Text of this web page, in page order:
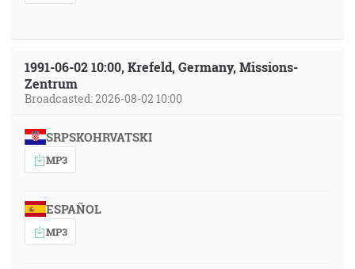
1991-06-02 10:00, Krefeld, Germany, Missions-
Zentrum
Broadcasted: 2026-08-02 10:00
SRPSKOHRVATSKI
MP3
ESPAÑOL
MP3